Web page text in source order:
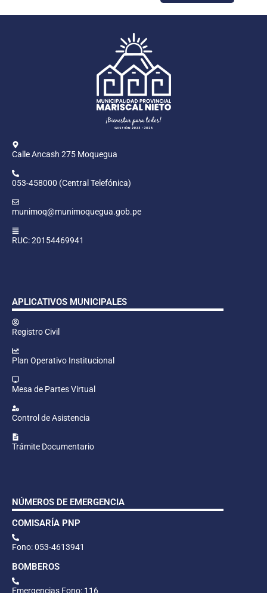
Calle Ancash 275 Moquegua
053-458000 (Central Telefónica)
munimoq@munimoquegua.gob.pe
RUC: 20154469941
APLICATIVOS MUNICIPALES
Registro Civil
Plan Operativo Institucional
Mesa de Partes Virtual
Control de Asistencia
Trámite Documentario
NÚMEROS DE EMERGENCIA
COMISARÍA PNP
Fono: 053-4613941
BOMBEROS
Emergencias Fono: 116